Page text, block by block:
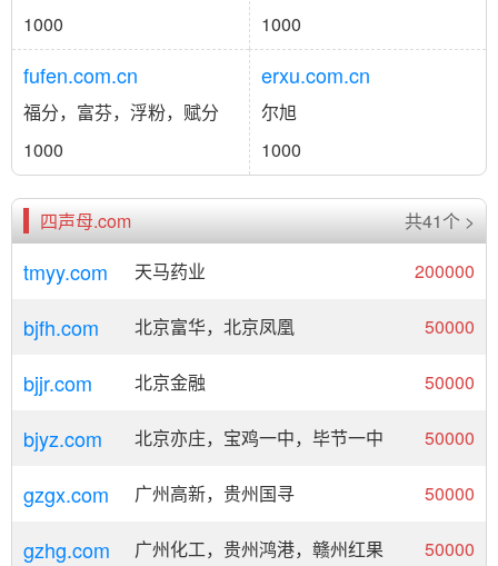
1000
1000
fufen.com.cn
福分，富芬，浮粉，赋分
1000
erxu.com.cn
尔旭
1000
四声母.com 共41个 >
tmyy.com 天马药业 200000
bjfh.com 北京富华，北京凤凰 50000
bjjr.com 北京金融 50000
bjyz.com 北京亦庄，宝鸡一中，毕节一中 50000
gzgx.com 广州高新，贵州国寻 50000
gzhg.com 广州化工，贵州鸿港，赣州红果 50000